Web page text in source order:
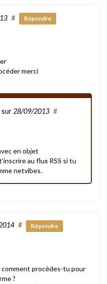
# Répondre
merci
sur 28/09/2013 #
en objet
au flux RSS si tu
netvibes.
# Répondre
comment procèdes-tu pour
?